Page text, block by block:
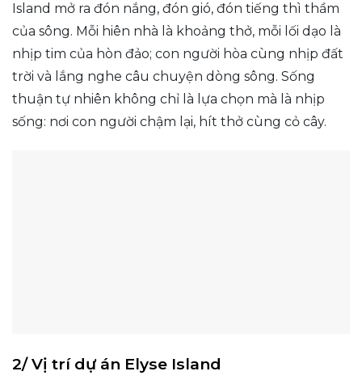
Island mở ra đón nắng, đón gió, đón tiếng thì thầm
của sông. Mỗi hiên nhà là khoảng thở, mỗi lối dạo là
nhịp tim của hòn đảo; con người hòa cùng nhịp đất
trời và lắng nghe câu chuyện dòng sông. Sống
thuận tự nhiên không chỉ là lựa chọn mà là nhịp
sống: nơi con người chậm lại, hít thở cùng cỏ cây.
2/ Vị trí dự án Elyse Island